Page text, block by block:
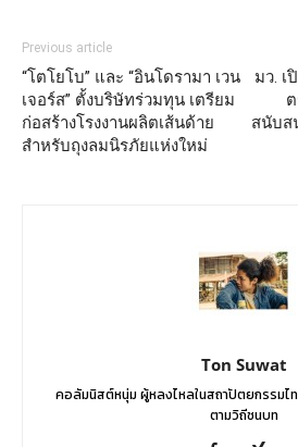
Previous article
“โตโยโบ” และ “อินโดรามา เวน
เจอร์ส” ตั้งบริษัทร่วมทุน เตรียม
ก่อสร้างโรงงานผลิตเส้นด้าย
สำหรับถุงลมนิรภัยแห่งใหม่
มว. เ
สนับส
Ton Suwat
คอลัมนิสต์หนุ่ม ผู้หลงไหลในสถาปัตยกรรมไ
ตามวิถีชนบท